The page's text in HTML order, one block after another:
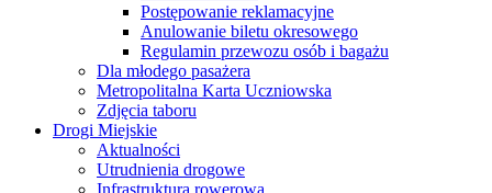
Postępowanie reklamacyjne
Anulowanie biletu okresowego
Regulamin przewozu osób i bagażu
Dla młodego pasażera
Metropolitalna Karta Uczniowska
Zdjęcia taboru
Drogi Miejskie
Aktualności
Utrudnienia drogowe
Infrastruktura rowerowa